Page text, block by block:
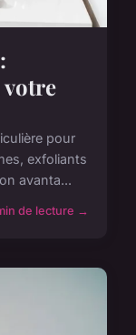
pour
exfoliants
avanta...
de lecture →